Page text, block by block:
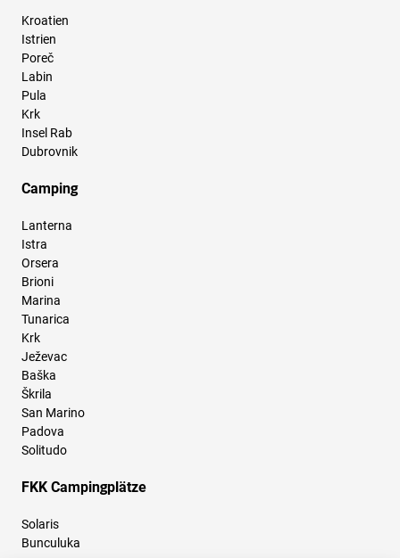
Kroatien
Istrien
Poreč
Labin
Pula
Krk
Insel Rab
Dubrovnik
Camping
Lanterna
Istra
Orsera
Brioni
Marina
Tunarica
Krk
Ježevac
Baška
Škrila
San Marino
Padova
Solitudo
FKK Campingplätze
Solaris
Bunculuka